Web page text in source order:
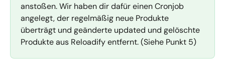
anstoßen. Wir haben dir dafür einen Cronjob
angelegt, der regelmäßig neue Produkte
überträgt und geänderte updated und gelöschte
Produkte aus Reloadify entfernt. (Siehe Punkt 5)